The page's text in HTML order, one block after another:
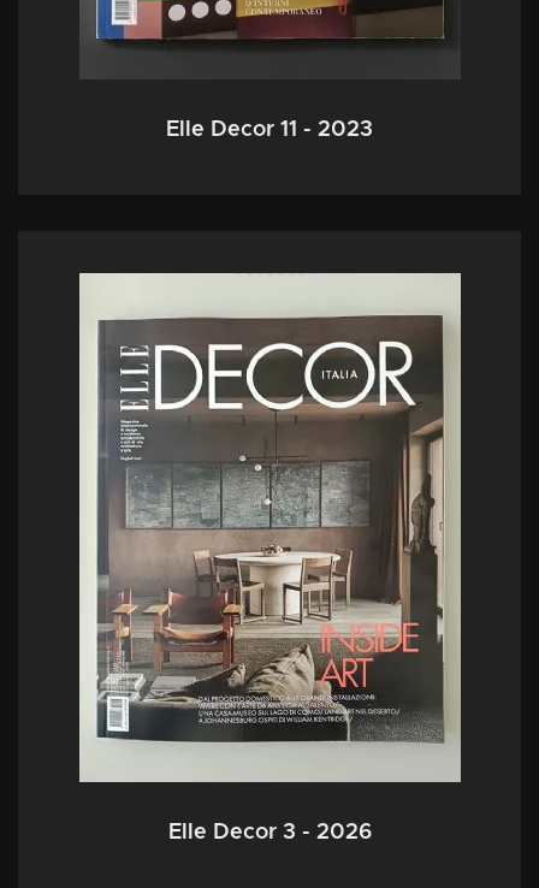
Elle Decor 11 - 2023
Elle Decor 3 - 2026